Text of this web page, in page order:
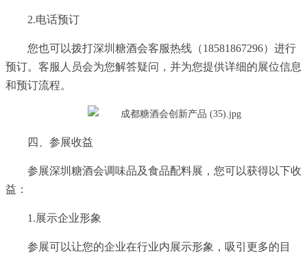
2.电话预订
您也可以拨打深圳糖酒会客服热线（18581867296）进行
预订。客服人员会为您解答疑问，并为您提供详细的展位信息
和预订流程。
四、参展收益
参展深圳糖酒会调味品及食品配料展，您可以获得以下收
益：
1.展示企业形象
参展可以让您的企业在行业内展示形象，吸引更多的目